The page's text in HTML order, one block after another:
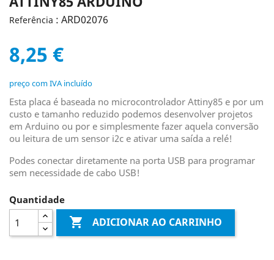
Referência : ARD02076
8,25 €
preço com IVA incluído
Esta placa é baseada no microcontrolador Attiny85 e por um
custo e tamanho reduzido podemos desenvolver projetos
em Arduino ou por e simplesmente fazer aquela conversão
ou leitura de um sensor i2c e ativar uma saída a relé!
Podes conectar diretamente na porta USB para programar
sem necessidade de cabo USB!
Quantidade
 ADICIONAR AO CARRINHO